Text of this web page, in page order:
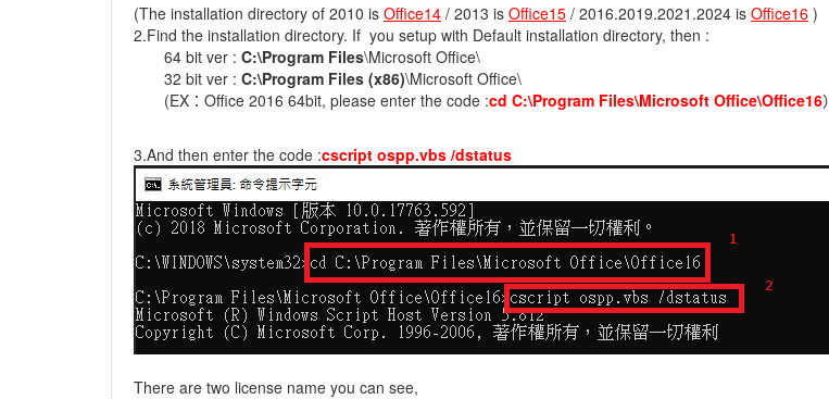
(The installation directory of 2010 is Office14 / 2013 is Office15 / 2016.2019.2021.2024 is Office16 )
2.Find the installation directory. If you setup with Default installation directory, then :
64 bit ver : C:\Program Files\Microsoft Office\
32 bit ver : C:\Program Files (x86)\Microsoft Office\
(EX：Office 2016 64bit, please enter the code :cd C:\Program Files\Microsoft Office\Office16）
3.And then enter the code :cscript ospp.vbs /dstatus
There are two license name you can see,